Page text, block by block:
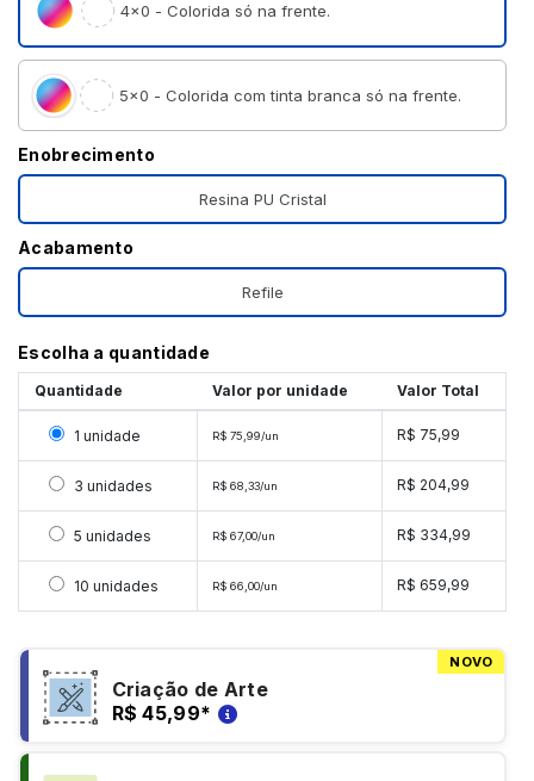
4×0 - Colorida só na frente.
5×0 - Colorida com tinta branca só na frente.
Enobrecimento
Resina PU Cristal
Acabamento
Refile
Escolha a quantidade
Quantidade Valor por unidade Valor Total
Selecionar 1 unidade
1 unidade R$ 75,99/un R$ 75,99
Selecionar 3 unidades
3 unidades R$ 68,33/un R$ 204,99
Selecionar 5 unidades
5 unidades R$ 67,00/un R$ 334,99
Selecionar 10 unidades
10 unidades R$ 66,00/un R$ 659,99
NOVO
Criação de Arte
R$ 45,99*